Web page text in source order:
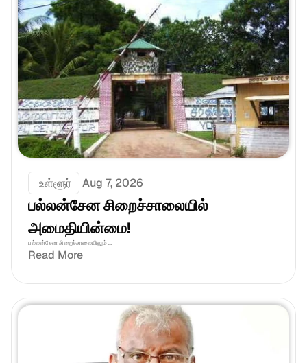
உள்ளூர் Aug 7, 2026
பல்லன்சேன சிறைச்சாலையில்
அமைதியின்மை!
பல்லன்சேன சிறைச்சாலையிலும் ...
Read More